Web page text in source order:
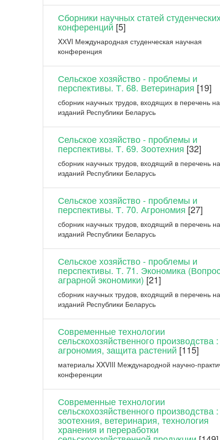
Сборники научных статей
конференций [5]
XХVI Международная студенческая научная
конференция
Сельское хозяйство - проблемы и
перспективы. Т. 68. Ветеринария [19]
сборник научных трудов, входящих в перечень
изданий Республики Беларусь
Сельское хозяйство - проблемы и
перспективы. Т. 69. Зоотехния [32]
сборник научных трудов, входящий в перечень
изданий Республики Беларусь
Сельское хозяйство - проблемы и
перспективы. Т. 70. Агрономия [27]
сборник научных трудов, входящий в перечень
изданий Республики Беларусь
Сельское хозяйство - проблемы и
перспективы. Т. 71. Экономика
аграрной экономики) [21]
сборник научных трудов, входящий в перечень
изданий Республики Беларусь
Современные технологии
сельскохозяйственного производства :
агрономия, защита растений [115]
материалы XXVIII Международной научно-
конференции
Современные технологии
сельскохозяйственного производства :
зоотехния, ветеринария, технология
хранения и переработки